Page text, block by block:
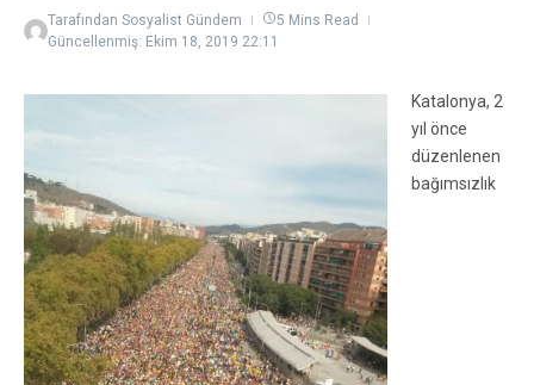
Tarafından Sosyalist Gündem
5 Mins Read
Güncellenmiş: Ekim 18, 2019 22:11
Katalonya, 2
yıl önce
düzenlenen
bağımsızlık